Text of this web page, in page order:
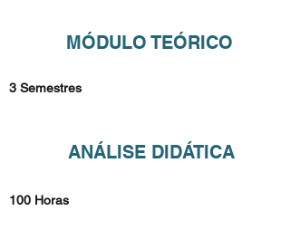
MÓDULO TEÓRICO
3 Semestres
ANÁLISE DIDÁTICA
100 Horas